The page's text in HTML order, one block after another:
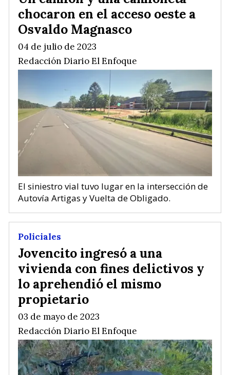
chocaron en el acceso oeste a
Osvaldo Magnasco
Redacción Diario El Enfoque
04 de julio de 2023
El siniestro vial tuvo lugar en la intersección de
Autovía Artigas y Vuelta de Obligado.
Jovencito ingresó a una
vivienda con fines delictivos y
lo aprehendió el mismo
propietario
Redacción Diario El Enfoque
Policiales
03 de mayo de 2023